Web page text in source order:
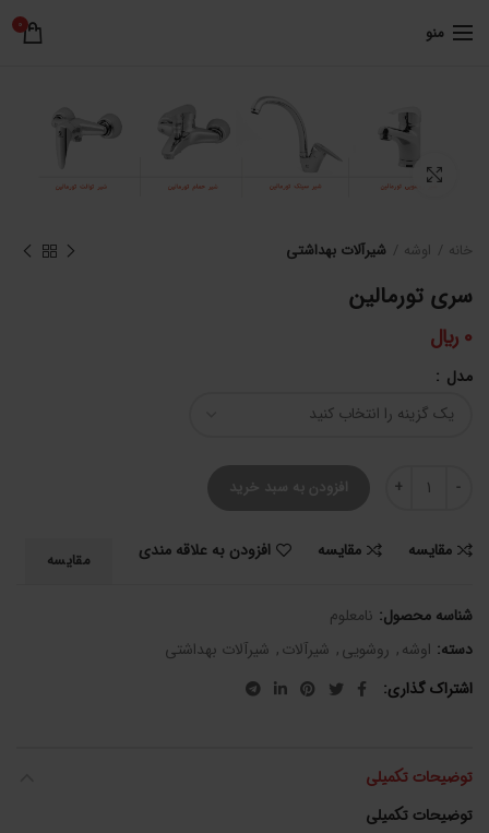
منو 0
برای بزرگنمایی کلیک کنید
خانه اوشه شیرآلات بهداشتی
سری تورمالین
0 ﷼
مدل
سری تورمالین عدد افزودن به سبد خرید
مقایسه مقایسه افزودن به علاقه مندی مقایسه
شناسه محصول: نامعلوم
دسته: اوشه, روشویی, شیرآلات, شیرآلات بهداشتی
اشتراک گذاری
توضیحات تکمیلی
توضیحات تکمیلی